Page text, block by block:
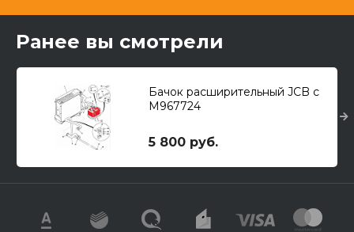
Ранее вы смотрели
Бачок расширительный JCB с
M967724
5 800 руб.